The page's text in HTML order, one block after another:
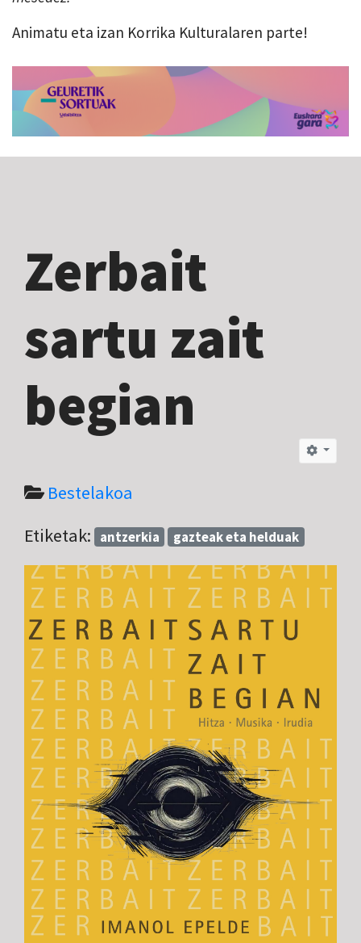
Animatu eta izan Korrika Kulturalaren parte!
Zerbait
sartu zait
begian
Bestelakoa
Etiketak: antzerkia gazteak eta helduak